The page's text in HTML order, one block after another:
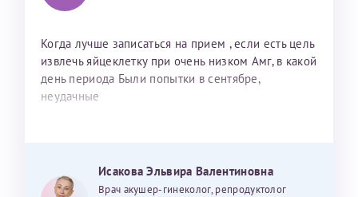
Когда лучше записаться на прием , если есть цель
извлечь яйцеклетку при очень низком Амг, в какой
день периода Были попытки в сентябре,
неудачные
Исакова Эльвира Валентиновна
Врач акушер-гинеколог, репродуктолог